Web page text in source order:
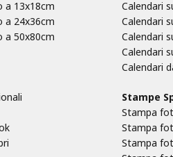
13x18cm
24x36cm
50x80cm
Calendari
Calendari
Calendari
Calendari
Calendari
Stampe
Stampa
Stampa
Stampa